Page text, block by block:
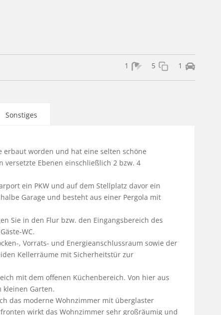
1
5
1
Sonstiges
erbaut worden und hat eine selten schöne
Ebenen einschließlich 2 bzw. 4
ein PKW und auf dem Stellplatz davor ein
Garage und besteht aus einer Pergola mit
Sie in den Flur bzw. den Eingangsbereich des
WC.
, Vorrats- und Energieanschlussraum sowie der
Kellerräume mit Sicherheitstür zur
mit dem offenen Küchenbereich. Von hier aus
kleinen Garten.
das moderne Wohnzimmer mit überglaster
wirkt das Wohnzimmer sehr großräumig und